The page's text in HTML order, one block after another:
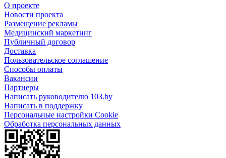
О проекте
Новости проекта
Размещение рекламы
Медицинский маркетинг
Публичный договор
Доставка
Пользовательское соглашение
Способы оплаты
Вакансии
Партнеры
Написать руководителю 103.by
Написать в поддержку
Персональные настройки Cookie
Обработка персональных данных